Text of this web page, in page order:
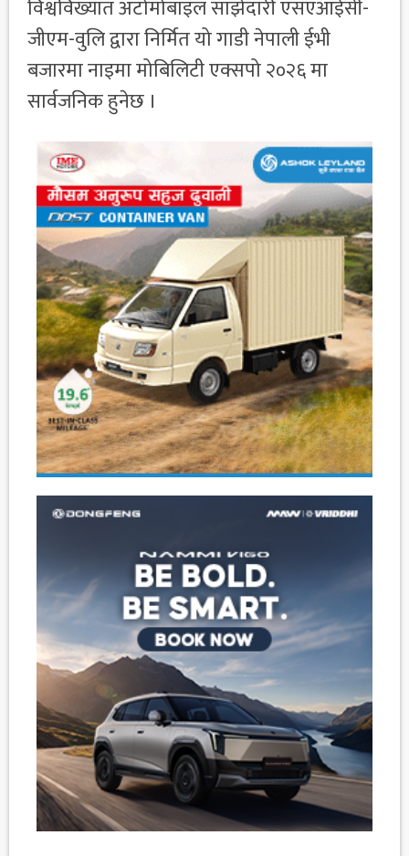
विश्वविख्यात अटोमोबाइल साझेदारी एसएआईसी-
जीएम-वुलि द्वारा निर्मित यो गाडी नेपाली ईभी
बजारमा नाइमा मोबिलिटी एक्सपो २०२६ मा
सार्वजनिक हुनेछ ।